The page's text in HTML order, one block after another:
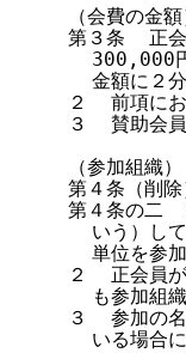
（会費の金額
第３条  正会
300,000円
金額に２
２  前項に
３  賛助会
（参加組織）
第４条（削除
第４条の二
いう）し
単位を参加
２  正会員
も参加組織
３  参加の
いる場合